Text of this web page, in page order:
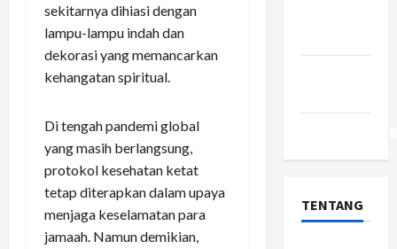
sekitarnya dihiasi dengan
lampu-lampu indah dan
dekorasi yang memancarkan
kehangatan spiritual.
Di tengah pandemi global
yang masih berlangsung,
protokol kesehatan ketat
tetap diterapkan dalam upaya
menjaga keselamatan para
jamaah. Namun demikian,
TENTANG